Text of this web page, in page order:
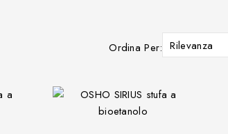
Ordina Per: Rilevanza